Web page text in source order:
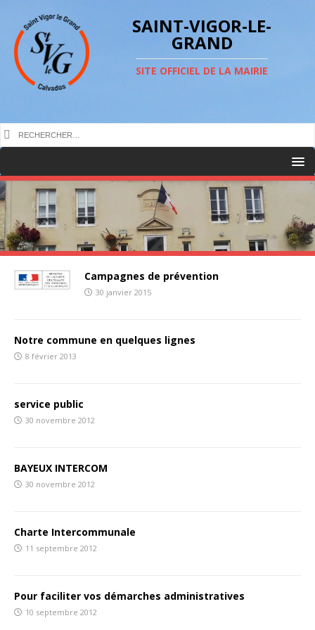
SAINT-VIGOR-LE-
GRAND
SITE OFFICIEL DE LA MAIRIE
Campagnes de prévention
30 janvier 2015
Notre commune en quelques lignes
8 février 2013
service public
30 novembre 2012
BAYEUX INTERCOM
30 novembre 2012
Charte Intercommunale
11 septembre 2012
Pour faciliter vos démarches administratives
10 septembre 2012